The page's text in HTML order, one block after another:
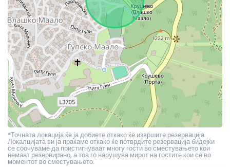
*Точната локација ќе ја добиете откако ќе извршите резервација.
Локалцијата ви ја праќаме откако ќе потврдите резервација бидејќи
се соочуваме да пристигнуваат многу гости во сместувањето кои
немаат резервирано, а тоа го нарушува мирот на гостите кои се во
моментот во сместувањето.